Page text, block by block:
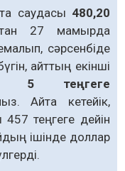
саудасы 480,20
27 мамырда
сәрсенбіде
айттың екінші
5 теңгеге
Айта кетейік,
457 теңгеге дейін
ішінде доллар